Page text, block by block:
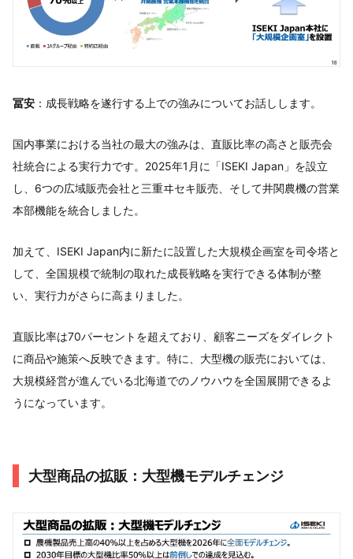
冨安 ：成長戦略を遂行する上での強みについてお話しします。
国内事業における当社の最大の強みは、直販比率の高さと販売会
社統合による実行力です。2025年1月に「ISEKI Japan」を設立
し、6つの広域販売会社と三重ヰセキ販売、そして井関農機の営業
本部機能を統合しました。
加えて、ISEKI Japan内に新たに設置した大規模企画室を司令塔と
して、全国規模で統制の取れた成長戦略を実行できる体制が整
い、実行力がさらに高まりました。
直販比率は70パーセントを超えており、顧客ニーズをダイレクト
に商品や施策へ反映できます。特に、大型機の販売においては、
大規模経営が進んでいる北海道でのノウハウを全国展開できるよ
うになっています。
大型商品の拡販：大型機モデルチェンジ